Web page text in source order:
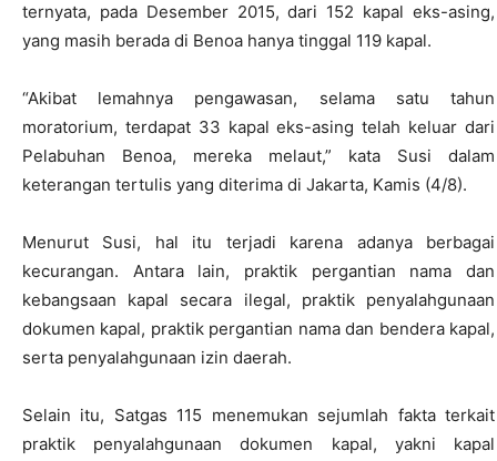
ternyata, pada Desember 2015, dari 152 kapal eks-asing,
yang masih berada di Benoa hanya tinggal 119 kapal.
“Akibat lemahnya pengawasan, selama satu tahun
moratorium, terdapat 33 kapal eks-asing telah keluar dari
Pelabuhan Benoa, mereka melaut,” kata Susi dalam
keterangan tertulis yang diterima di Jakarta, Kamis (4/8).
Menurut Susi, hal itu terjadi karena adanya berbagai
kecurangan. Antara lain, praktik pergantian nama dan
kebangsaan kapal secara ilegal, praktik penyalahgunaan
dokumen kapal, praktik pergantian nama dan bendera kapal,
serta penyalahgunaan izin daerah.
Selain itu, Satgas 115 menemukan sejumlah fakta terkait
praktik penyalahgunaan dokumen kapal, yakni kapal